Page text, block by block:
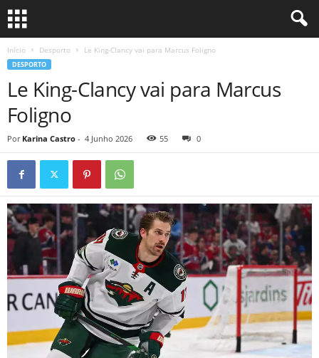
Início Desporto Le King-Clancy vai para Marcus Foligno
DESPORTO
Le King-Clancy vai para Marcus
Foligno
Por Karina Castro - 4 Junho 2026 55 0